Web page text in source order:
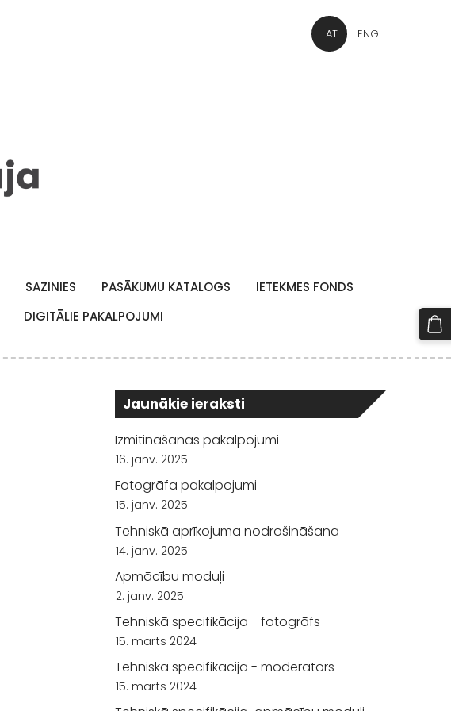
SAZINIES PASĀKUMU KATALOGS
IETEKMES FONDS
DIGITĀLIE PAKALPOJUMI
LAT ENG
Jaunākie ieraksti
Izmitināšanas pakalpojumi
16. janv. 2025
Fotogrāfa pakalpojumi
15. janv. 2025
Tehniskā aprīkojuma nodrošināšana
14. janv. 2025
Apmācību moduļi
2. janv. 2025
Tehniskā specifikācija - fotogrāfs
15. marts 2024
Tehniskā specifikācija - moderators
15. marts 2024